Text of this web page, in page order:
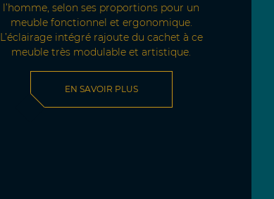
l’homme, selon ses proportions pour un
meuble fonctionnel et ergonomique.
L’éclairage intégré rajoute du cachet à ce
meuble très modulable et artistique.
EN SAVOIR PLUS